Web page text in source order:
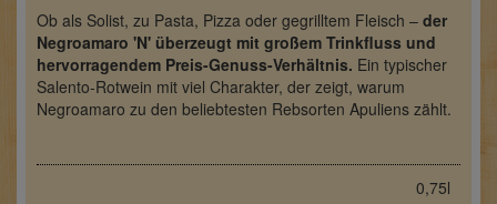
Ob als Solist, zu Pasta, Pizza oder gegrilltem Fleisch – der
Negroamaro 'N' überzeugt mit großem Trinkfluss und
hervorragendem Preis-Genuss-Verhältnis. Ein typischer
Salento-Rotwein mit viel Charakter, der zeigt, warum
Negroamaro zu den beliebtesten Rebsorten Apuliens zählt.
0,75l